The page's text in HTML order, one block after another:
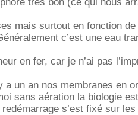
mais surtout en fonction de
c’est une eau
en fer, car je n’ai pas
un an nos membranes en
sans aération la biologie
s’est fixé sur les